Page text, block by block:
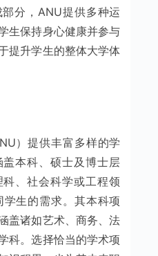
分，ANU提供多种运
生保持身心健康并参与
提升学生的整体大学体
）提供丰富多样的学
本科、硕士及博士层
、社会科学或工程领
生的需求。其本科项
盖诸如艺术、商务、法
科。选择恰当的学术项